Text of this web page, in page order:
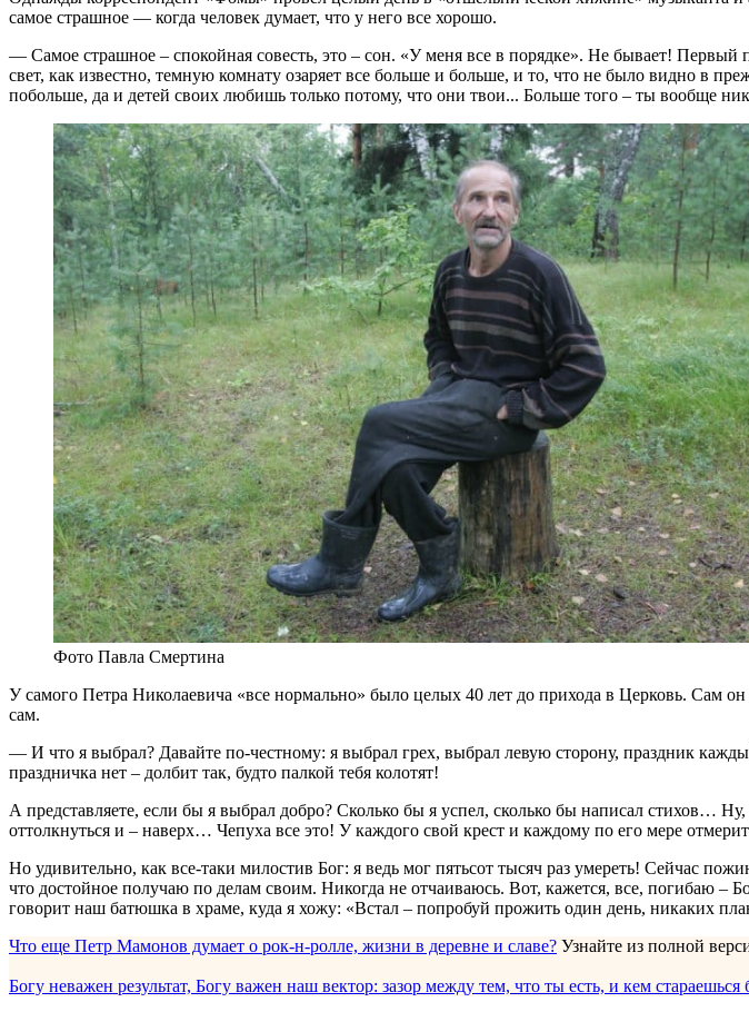
самое страшное — когда человек думает, что у него все хорошо.
— Самое страшное – спокойная совесть, это – сон. «У меня все в порядке». Не бывает!
свет, как известно, темную комнату озаряет все больше и больше, и то, что не было видно в
побольше, да и детей своих любишь только потому, что они твои... Больше того – ты вообще
Фото Павла Смертина
У самого Петра Николаевича «все нормально» было целых 40 лет до прихода в Церковь. Сам
сам.
— И что я выбрал? Давайте по-честному: я выбрал грех, выбрал левую сторону, праздник
праздничка нет – долбит так, будто палкой тебя колотят!
А представляете, если бы я выбрал добро? Сколько бы я успел, сколько бы написал стихов…
оттолкнуться и – наверх… Чепуха все это! У каждого свой крест и каждому по его мере
Но удивительно, как все-таки милостив Бог: я ведь мог пятьсот тысяч раз умереть! Сейчас
что достойное получаю по делам своим. Никогда не отчаиваюсь. Вот, кажется, все, погибаю –
говорит наш батюшка в храме, куда я хожу: «Встал – попробуй прожить один день, никаких
Что еще Петр Мамонов думает о рок-н-ролле, жизни в деревне и славе? Узнайте из полной
Богу неважен результат, Богу важен наш вектор: зазор между тем, что ты есть, и кем стараешься